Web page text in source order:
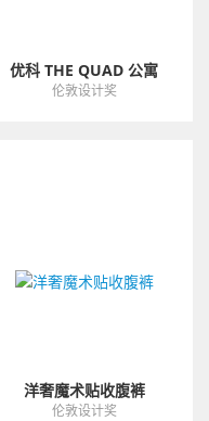
优科 THE QUAD 公寓
伦敦设计奖
洋奢魔术贴收腹裤
伦敦设计奖